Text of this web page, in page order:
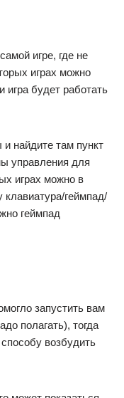
игре, где не
играх можно
игра будет работать
и найдите там пункт
управления для
играх можно в
клавиатура/геймпад/
геймпад
запустить вам
полагать), тогда
возбудить